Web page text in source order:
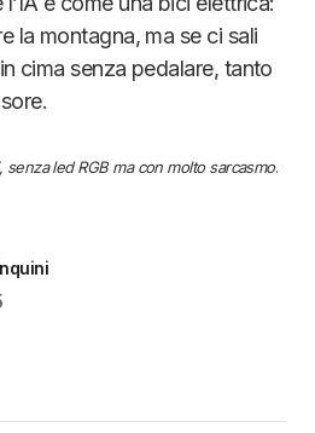
la montagna, ma se ci sali
cima senza pedalare, tanto
senza led RGB ma con molto sarcasmo.